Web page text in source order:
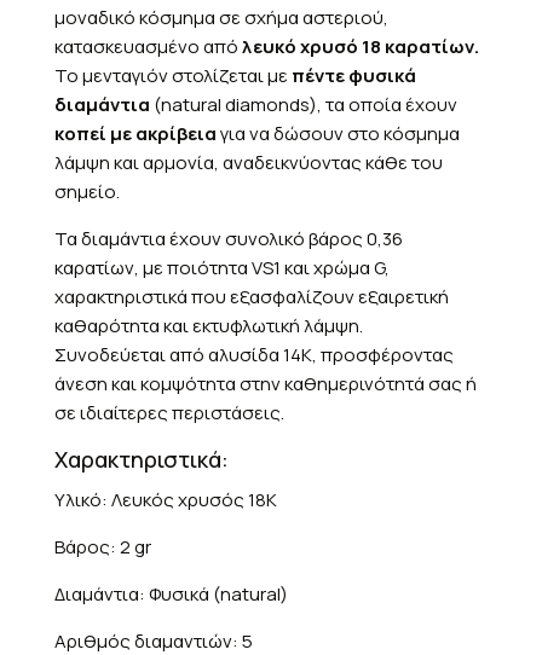
μοναδικό κόσμημα σε σχήμα αστεριού,
κατασκευασμένο απόλευκό χρυσό 18 καρατίων.
Το μενταγιόν στολίζεται με πέντε φυσικά
διαμάντια (natural diamonds), τα οποία έχουν
κοπεί με ακρίβειαγια να δώσουν στο κόσμημα
λάμψη και αρμονία, αναδεικνύοντας κάθε του
σημείο.
Τα διαμάντια έχουν συνολικό βάρος 0,36
καρατίων, με ποιότητα VS1 και χρώμα G,
χαρακτηριστικά που εξασφαλίζουν εξαιρετική
καθαρότητα και εκτυφλωτική λάμψη.
Συνοδεύεται από αλυσίδα 14Κ, προσφέροντας
άνεση και κομψότητα στην καθημερινότητά σας ή
σε ιδιαίτερες περιστάσεις.
Χαρακτηριστικά:
Υλικό: Λευκός χρυσός 18K
Βάρος: 2 gr
Διαμάντια: Φυσικά (natural)
Αριθμός διαμαντιών: 5